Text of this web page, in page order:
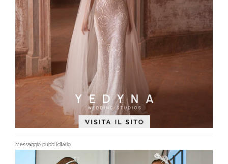
Messaggio pubblicitario